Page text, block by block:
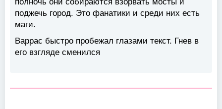
поджечь город. Это фанатики и среди них есть
маги.
Варрас быстро пробежал глазами текст. Гнев в
его взгляде сменился